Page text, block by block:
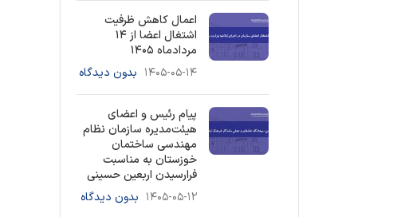
اعمال کاهش ظرفیت
اشتغال اعضا از ۱۴
مردادماه ۱۴۰۵
۱۴۰۵-۰۵-۱۴ بدون دیدگاه
پیام رئیس و اعضای
هیئت‌مدیره سازمان نظام
مهندسی ساختمان
خوزستان به مناسبت
فرارسیدن اربعین حسینی
۱۴۰۵-۰۵-۱۲ بدون دیدگاه